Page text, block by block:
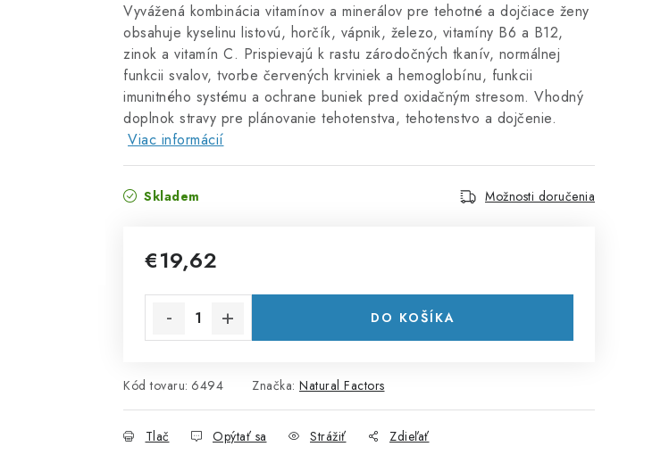
Vyvážená kombinácia vitamínov a minerálov pre tehotné a dojčiace ženy
obsahuje kyselinu listovú, horčík, vápnik, železo, vitamíny B6 a B12,
zinok a vitamín C. Prispievajú k rastu zárodočných tkanív, normálnej
funkcii svalov, tvorbe červených krviniek a hemoglobínu, funkcii
imunitného systému a ochrane buniek pred oxidačným stresom. Vhodný
doplnok stravy pre plánovanie tehotenstva, tehotenstvo a dojčenie.
Viac informácií
Skladem Možnosti doručenia
€19,62
DO KOŠÍKA
Kód tovaru: 6494 Značka: Natural Factors
Tlač Opýtať sa Strážiť Zdieľať